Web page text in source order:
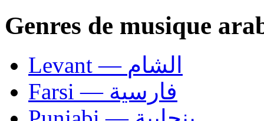
Genres de musique
Levant — الشام
Farsi — فارسية